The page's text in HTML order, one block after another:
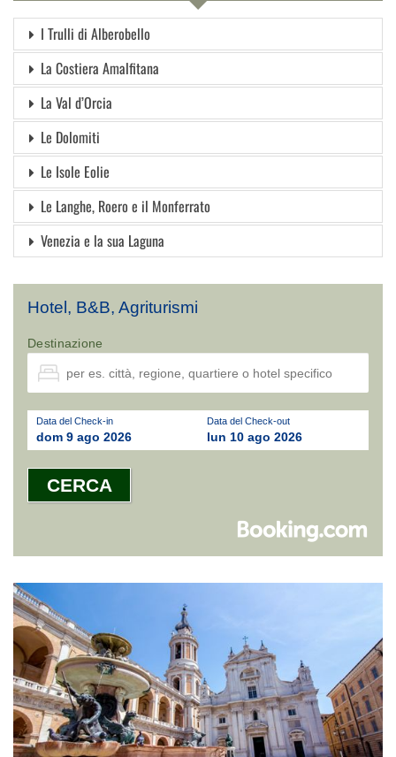
I Trulli di Alberobello
La Costiera Amalfitana
La Val d’Orcia
Le Dolomiti
Le Isole Eolie
Le Langhe, Roero e il Monferrato
Venezia e la sua Laguna
Hotel, B&B, Agriturismi
Destinazione
Data del Check-in
dom 9 ago 2026
Data del Check-out
lun 10 ago 2026